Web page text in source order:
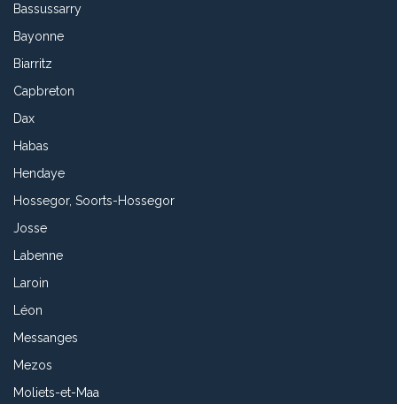
Bassussarry
Bayonne
Biarritz
Capbreton
Dax
Habas
Hendaye
Hossegor, Soorts-Hossegor
Josse
Labenne
Laroin
Léon
Messanges
Mezos
Moliets-et-Maa